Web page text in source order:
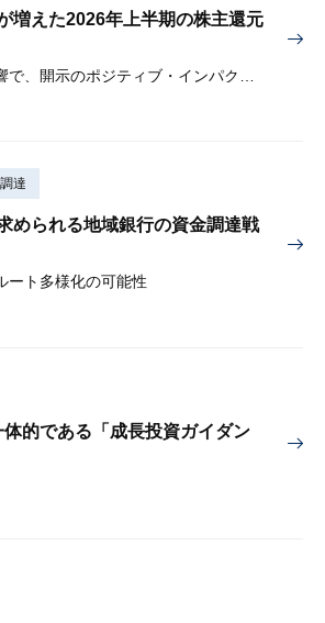
増えた2026年上半期の株主還元
達
められる地域銀行の資金調達戦
ート多様化の可能性
的である「成長投資ガイダン